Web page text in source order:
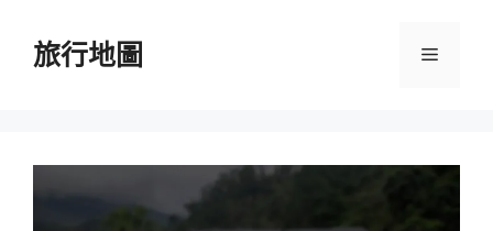
旅行地圖 選